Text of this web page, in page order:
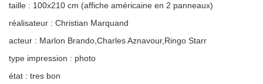
taille : 100x210 cm (affiche américaine en 2 panneaux)
réalisateur : Christian Marquand
acteur : Marlon Brando,Charles Aznavour,Ringo Starr
type impression : photo
état : tres bon